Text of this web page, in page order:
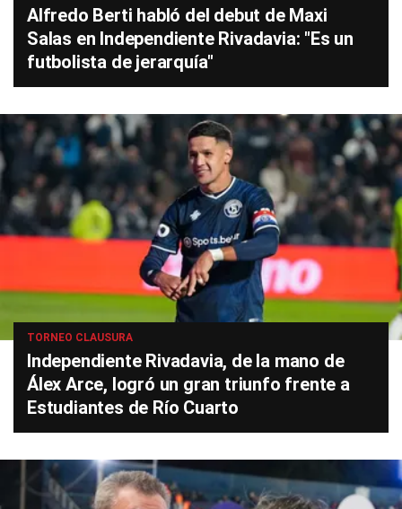
Alfredo Berti habló del debut de Maxi
Salas en Independiente Rivadavia: "Es un
futbolista de jerarquía"
TORNEO CLAUSURA
Independiente Rivadavia, de la mano de
Álex Arce, logró un gran triunfo frente a
Estudiantes de Río Cuarto